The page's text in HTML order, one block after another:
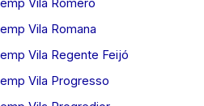
Vila Romero
Vila Romana
Vila Regente Feijó
Vila Progresso